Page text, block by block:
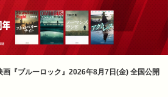
画『ブルーロック』2026年8月7日(金) 全国公開